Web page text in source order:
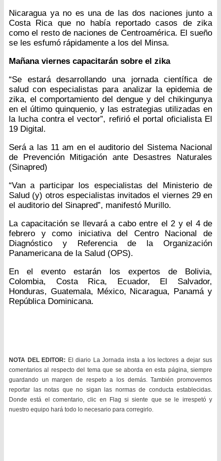
Nicaragua ya no es una de las dos naciones junto a
Costa Rica que no había reportado casos de zika
como el resto de naciones de Centroamérica. El sueño
se les esfumó rápidamente a los del Minsa.
Mañana viernes capacitarán sobre el zika
“Se estará desarrollando una jornada científica de
salud con especialistas para analizar la epidemia de
zika, el comportamiento del dengue y del chikingunya
en el último quinquenio, y las estrategias utilizadas en
la lucha contra el vector”, refirió el portal oficialista El
19 Digital.
Será a las 11 am en el auditorio del Sistema Nacional
de Prevención Mitigación ante Desastres Naturales
(Sinapred)
“Van a participar los especialistas del Ministerio de
Salud (y) otros especialistas invitados el viernes 29 en
el auditorio del Sinapred”, manifestó Murillo.
La capacitación se llevará a cabo entre el 2 y el 4 de
febrero y como iniciativa del Centro Nacional de
Diagnóstico y Referencia de la Organización
Panamericana de la Salud (OPS).
En el evento estarán los expertos de Bolivia,
Colombia, Costa Rica, Ecuador, El Salvador,
Honduras, Guatemala, México, Nicaragua, Panamá y
República Dominicana.
NOTA DEL EDITOR: El diario La Jornada insta a los lectores a dejar sus
comentarios al respecto del tema que se aborda en esta página, siempre
guardando un margen de respeto a los demás. También promovemos
reportar las notas que no sigan las normas de conducta establecidas.
Donde está el comentario, clic en Flag si siente que se le irrespetó y
nuestro equipo hará todo lo necesario para corregirlo.